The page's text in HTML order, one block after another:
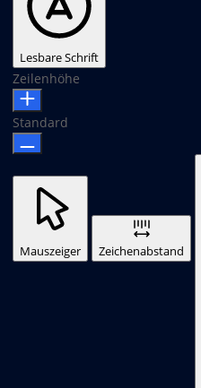
Lesbare Schrift
Zeilenhöhe
Standard
Mauszeiger Zeichenabstand